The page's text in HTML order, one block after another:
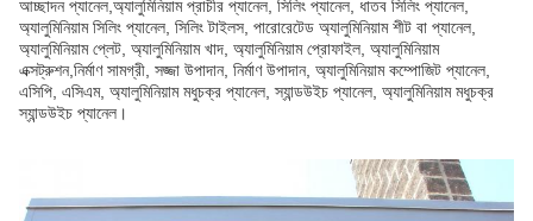
আচ্ছাদন প্যানেল,অ্যালুমিনিয়াম প্রাচীর প্যানেল, সিলিং প্যানেল, ধাতব সিলিং প্যানেল,
অ্যালুমিনিয়াম সিলিং প্যানেল, সিলিং টাইলস, পারোরেটেড অ্যালুমিনিয়াম শীট বা প্যানেল,
অ্যালুমিনিয়াম প্লেট, অ্যালুমিনিয়াম খাদ, অ্যালুমিনিয়াম প্রোফাইল, অ্যালুমিনিয়াম
এক্সট্রুশন,নির্মাণ সামগ্রী, সজ্জা উপাদান, নির্মাণ উপাদান, অ্যালুমিনিয়াম কম্পোজিট প্যানেল,
এসিপি, এসিএম, অ্যালুমিনিয়াম মধুচক্র প্যানেল, স্যান্ডউইচ প্যানেল, অ্যালুমিনিয়াম মধুচক্র
স্যান্ডউইচ প্যানেল।